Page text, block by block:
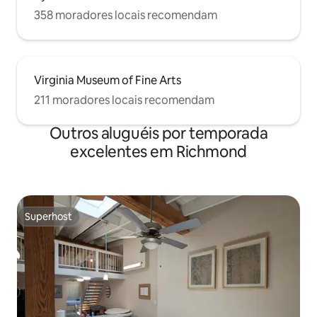
358 moradores locais recomendam
Virginia Museum of Fine Arts
211 moradores locais recomendam
Outros aluguéis por temporada
excelentes em Richmond
Superhost
Superhost